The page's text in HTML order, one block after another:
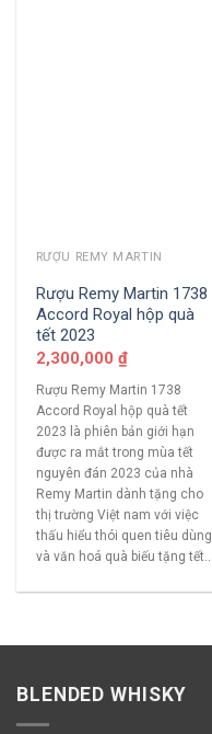
RƯỢU REMY MARTIN
Rượu Remy Martin 1738
Accord Royal hộp quà
tết 2023
2,300,000 ₫
Rượu Remy Martin 1738
Accord Royal hộp quà tết
2023 là phiên bản giới hạn
được ra mắt trong mùa tết
nguyên đán 2023 của nhà
Remy Martin dành tặng cho
thị trường Việt nam với việc
thấu hiểu thói quen tiêu dùng
và văn hoá quà biếu tặng tết..
BLENDED WHISKY